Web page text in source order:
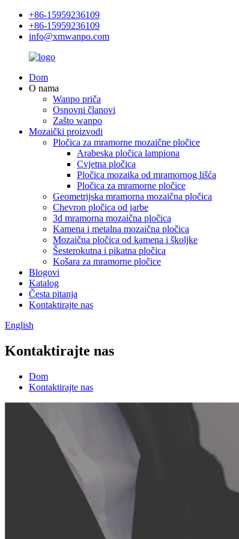
+86-15959236109
+86-15959236109
info@xmwanpo.com
Dom
O nama
Wanpo priča
Osnovni članovi
Zašto wanpo
Mozaički proizvodi
Pločica za mramorne mozaične pločice
Arabeska pločica lampiona
Cvjetna pločica
Pločica mozaika od mramornog lišća
Pločica za mramorne pločice
Geometrijska mramorna mozaična pločica
Chevron pločica od jarbe
3d mramorna mozaična pločica
Kamena i metalna mozaična pločica
Mozaična pločica od kamena i školjke
Šesterokutna i pikatna pločica
Košara za mramorne pločice
Blogovi
Katalog
Česta pitanja
Kontaktirajte nas
English
Kontaktirajte nas
Dom
Kontaktirajte nas